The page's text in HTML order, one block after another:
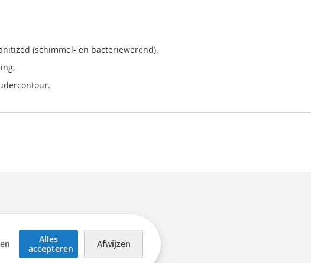
(schimmel- en bacteriewerend).
Alles
accepteren
Afwijzen